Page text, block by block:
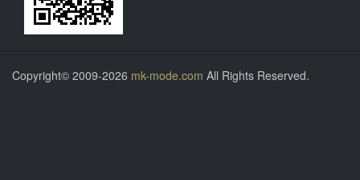
Copyright© 2009-2026 mk-mode.com All Rights Reserved.